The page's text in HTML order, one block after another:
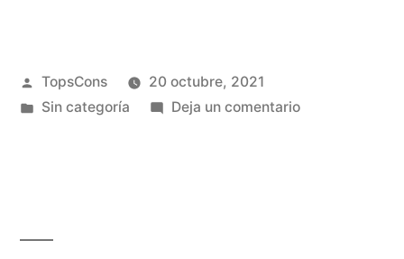
TopsCons
20 octubre, 2021
Sin categoría
Deja un comentario